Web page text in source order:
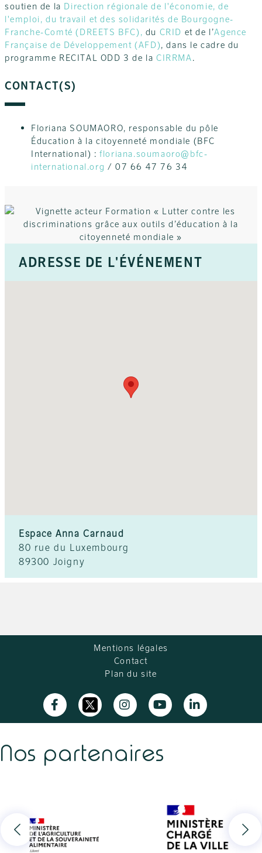
soutien de la Direction régionale de l'économie, de
l'emploi, du travail et des solidarités de Bourgogne-
Franche-Comté (DREETS BFC), du CRID et de l’Agence
Française de Développement (AFD), dans le cadre du
programme RECITAL ODD 3 de laCIRRMA.
CONTACT(S)
Floriana SOUMAORO, responsable du pôle
Éducation à la citoyenneté mondiale (BFC
International) :floriana.soumaoro@bfc-
international.org / 07 66 47 76 34
ADRESSE DE L'ÉVÉNEMENT
Espace Anna Carnaud
80 rue du Luxembourg
89300 Joigny
Mentions légales
Contact
Plan du site
Nos partenaires